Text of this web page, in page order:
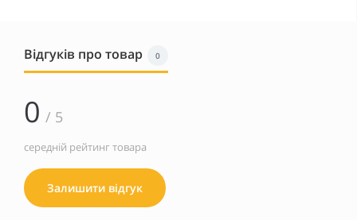
Відгуків про товар 0
0 / 5
середній рейтинг товара
Залишити відгук